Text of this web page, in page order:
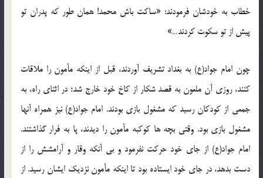
خطاب به خودشان فرمودند: «ساکت باش محمد! همان طور که پدران تو
پیش از تو سکوت کردند…»
چون امام جواد(ع) به بغداد تشریف آوردند، قبل از اینکه مأمون را ملاقات
کنند، روزی آن ملعون به قصد شکار از کاخ خود خارج شد؛ در اثنای راه، به
جمعی از کودکان رسید که مشغول بازی بودند. امام جواد(ع) نیز همراه آنها
مشغول بازی بود. وقتی بچه ها کوکبه مأمون را دیدند، پا به فرار گذاشتند.
امام جواد(ع) از جای خود حرکت نفرمود و بی آنکه وقار و آرامشش را از
دست بدهد، در جای خود ایستاده بود تا اینکه مأمون نزدیک ایشان رسید. از